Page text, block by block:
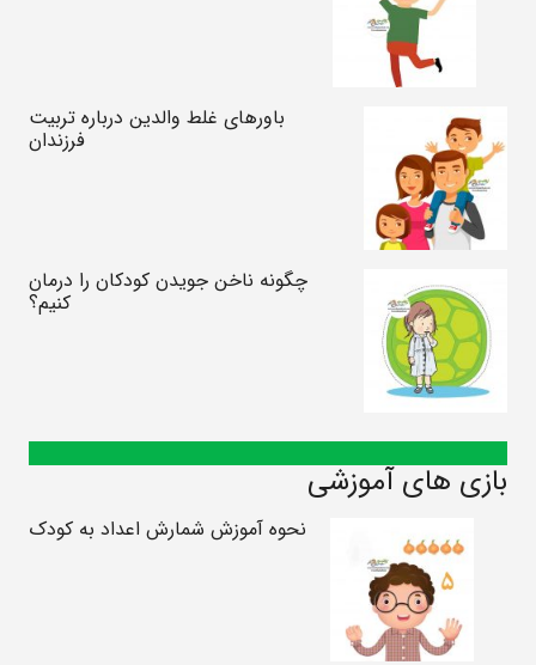
باورهای غلط والدین درباره تربیت
فرزندان
چگونه ناخن جویدن کودکان را درمان
کنیم؟
بازی های آموزشی
نحوه آموزش شمارش اعداد به کودک